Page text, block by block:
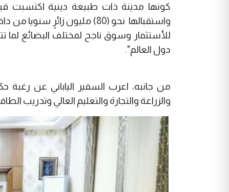
كونها مدينة ذات طبيعة دينية اكتسبت
واستقبالها نحو (80) مليون
للأستثمار وسوق ناجح لمختلف البضائع
دول العالم".
من جانبه، اعرب السفير الياباني عن
والزراعة والتجارة والتعليم العالي وتدريب